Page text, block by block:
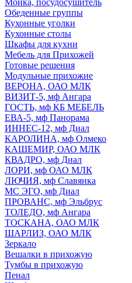
Мойка, посудосушитель
Обеденные группы
Кухонные уголки
Кухонные столы
Шкафы для кухни
Мебель для Прихожей
Готовые решения
Модульные прихожие
ВЕРОНА, ОАО МЛК
ВИЗИТ-5, мф Ангара
ГОСТЬ, мф КБ МЕБЕЛЬ
ЕВА-5, мф Панорама
ИННЕС-12, мф Диал
КАРОЛИНА, мф Олмеко
КАШЕМИР, ОАО МЛК
КВАДРО, мф Диал
ЛОРИ, мф ОАО МЛК
ЛЮЧИЯ, мф Славянка
МС ЭГО, мф Диал
ПРОВАНС, мф Эльбрус
ТОЛЕДО, мф Ангара
ТОСКАНА, ОАО МЛК
ШАРЛИЗ, ОАО МЛК
Зеркало
Вешалки в прихожую
Тумбы в прихожую
Пенал